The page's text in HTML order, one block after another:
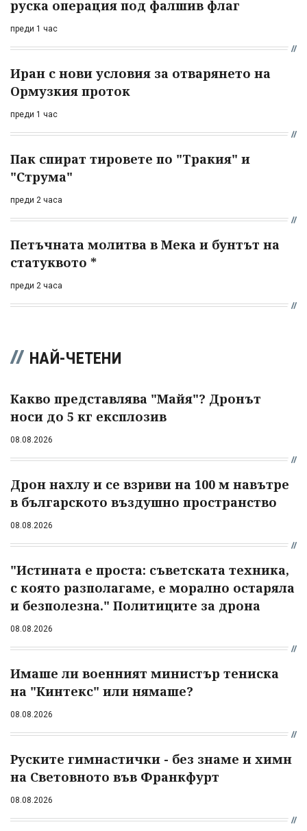
руска операция под фалшив флаг
преди 1 час
Иран с нови условия за отварянето на
Ормузкия проток
преди 1 час
Пак спират тировете по "Тракия" и
"Струма"
преди 2 часа
Петъчната молитва в Мека и бунтът на
статуквото *
преди 2 часа
НАЙ-ЧЕТЕНИ
Какво представлява "Майя"? Дронът
носи до 5 кг експлозив
08.08.2026
Дрон нахлу и се взриви на 100 м навътре
в българското въздушно пространство
08.08.2026
"Истината е проста: съветската техника,
с която разполагаме, е морално остаряла
и безполезна." Политиците за дрона
08.08.2026
Имаше ли военният министър тениска
на "Кинтекс" или нямаше?
08.08.2026
Руските гимнастички - без знаме и химн
на Световното във Франкфурт
08.08.2026